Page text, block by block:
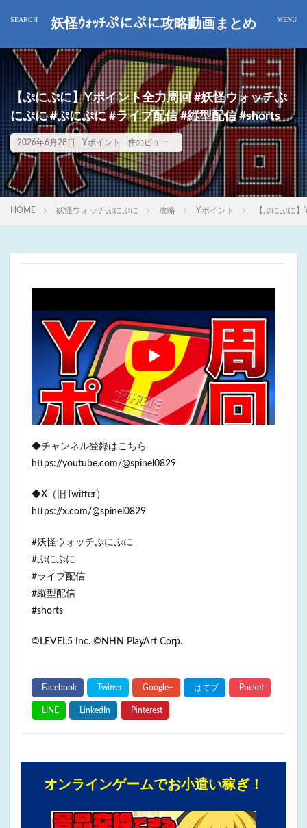
妖怪ｳｫｯﾁぷにぷに攻略動画まとめ
【ぷにぷに】Yポイント全力周回 #妖怪ウォッチぷ
にぷに #ぷにぷに #ライブ配信 #縦型配信 #shorts
2026年6月28日 Yポイント 件のビュー
HOME 妖怪ウォッチぷにぷに 攻略 Yポイント 【ぷにぷに
◆チャンネル登録はこちら
https://youtube.com/@spinel0829
◆X（旧Twitter）
https://x.com/@spinel0829
#妖怪ウォッチぷにぷに
#ぷにぷに
#ライブ配信
#縦型配信
#shorts
©LEVEL5 Inc. ©NHN PlayArt Corp.
オンラインゲームでお小遣い稼ぎ！